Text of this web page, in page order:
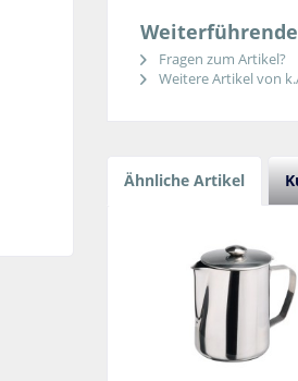
Weiterführende
Fragen zum Artikel?
Weitere Artikel von
Ähnliche Artikel